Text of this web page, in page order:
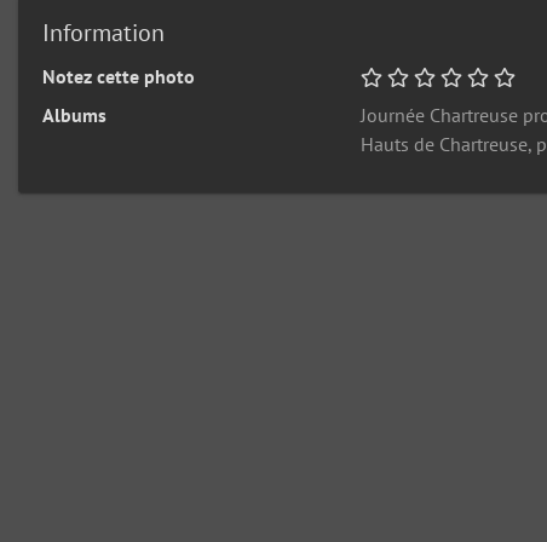
Information
Notez cette photo
Albums
Journée Chartreuse
Hauts de Chartreuse,